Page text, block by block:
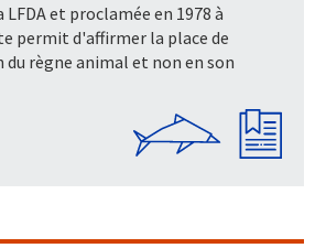
et proclamée en 1978 à
permit d'affirmer la place de
du règne animal et non en son